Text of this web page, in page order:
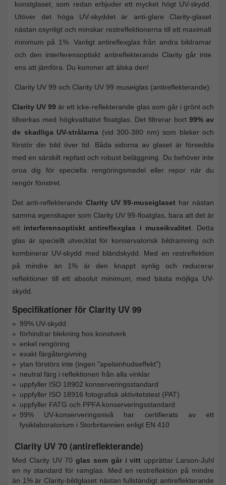
konstglaset, som redan erbjuder ett mycket högt UV-skydd.
Utöver det höga UV-skyddet är anti-glare Clarity-glaset
nästan osynligt och minskar restreflektionerna till ett maximalt
minimum på 1%. Vanligt antireflexglas från andra bildramar
och den interferensoptiskt antireflekterande Clarity går inte
ens att jämföra. Du kommer att älska den!
Clarity UV 99 och Clarity UV 99 museiglas (antireflekterande):
Clarity UV 99 är ett icke-reflekterande glas som går i grönt och
tillverkas med högkvalitativt floatglas. Det filtrerar bort 99% av
de skadliga UV-strålarna (vid 300-380 nm) som bleker och
förstör din bild över tid. Båda sidorna av glaset är försedda
med en särskilt repfast och robust beläggning. Du behöver inte
oroa dig för speciella rengöringsmedel eller repor när du
rengör fönstret.
Det anti-reflekterande Clarity UV 99-museiglaset har nästan
samma egenskaper som Clarity UV 99-floatglas, bara att det är
ett interferensoptiskt antireflexglas i museikvalitet. Detta
glas är speciellt utvecklat för konservatorisk bildramning och
kombinerar UV-skydd med bländskydd. Med en restreflektion
på mindre än 1% är den knappt synlig och reducerar
reflektioner till ett absolut minimum, med bästa möjliga UV-
skydd.
Specifikationer för Clarity UV 99
99% UV-skydd
förhindrar blekning hos konstverk
enkel rengöring
exakt färgåtergivning
ytan förstörs inte (ingen "apelsinhudseffekt")
neutral färg i reflektionen från alla vinklar
uppfyller ISO 18902 konserveringsstandard
uppfyller ISO 18916 fotografisk aktivitetstest (PAT)
uppfyller FATG och PPFA konserveringsstandard
99% UV-konserveringsnivå har certifierats av ett
fysiklaboratorium i Storbritannien enligt EN 410
Clarity UV 70 (antireflekterande)
Med Clarity UV 70glas som går i vitt upprättar Larson-Juhl
en ny standard för ramglas. Med en restreflektion på mindre
än 1% är Clarity-bildglaset nästan fullständigt antireflekterande